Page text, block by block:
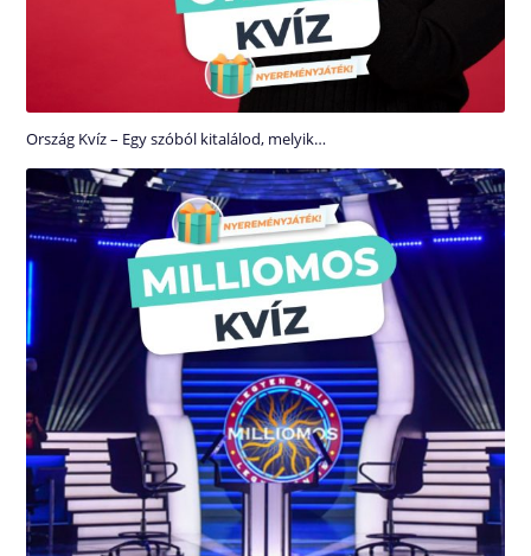
Ország Kvíz – Egy szóból kitalálod, melyik…